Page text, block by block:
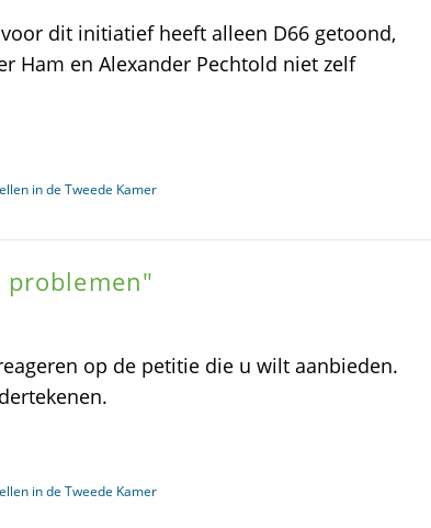
dit initiatief heeft alleen D66 getoond,
Ham en Alexander Pechtold niet zelf
in de Tweede Kamer
problemen"
op de petitie die u wilt aanbieden.
in de Tweede Kamer